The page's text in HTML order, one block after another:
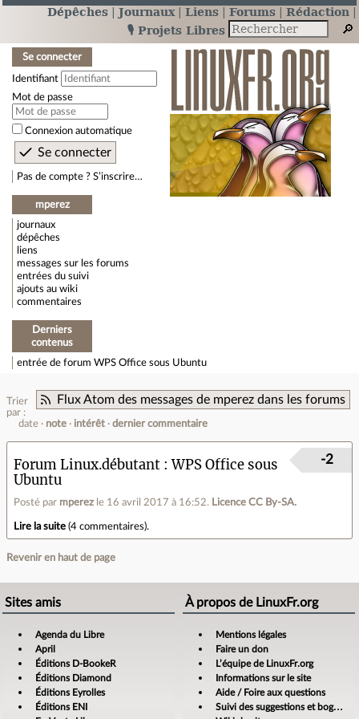
Dépêches Journaux Liens Forums
Rédaction
🎙️ Projets Libres
Se connecter
Identifiant
Mot de passe
Connexion automatique
Pas de compte ? S’inscrire…
mperez
journaux
dépêches
liens
messages sur les forums
entrées du suivi
ajouts au wiki
commentaires
Derniers
contenus
entrée de forum WPS Office sous Ubuntu
Flux Atom des messages de mperez dans les forums
Trier
par :
date
note intérêt dernier commentaire
Forum Linux.débutant
WPS Office sous
Ubuntu
Posté par mperez le 16 avril 2017 à 16:52. Licence CC By‑SA.
-2
Lire la suite (4 commentaires).
Revenir en haut de page
Sites amis
Agenda du Libre
April
Éditions D-BookeR
Éditions Diamond
Éditions Eyrolles
Éditions ENI
À propos de LinuxFr.org
Mentions légales
Faire un don
L’équipe de LinuxFr.org
Informations sur le site
Aide / Foire aux questions
Suivi des suggestions et bogues